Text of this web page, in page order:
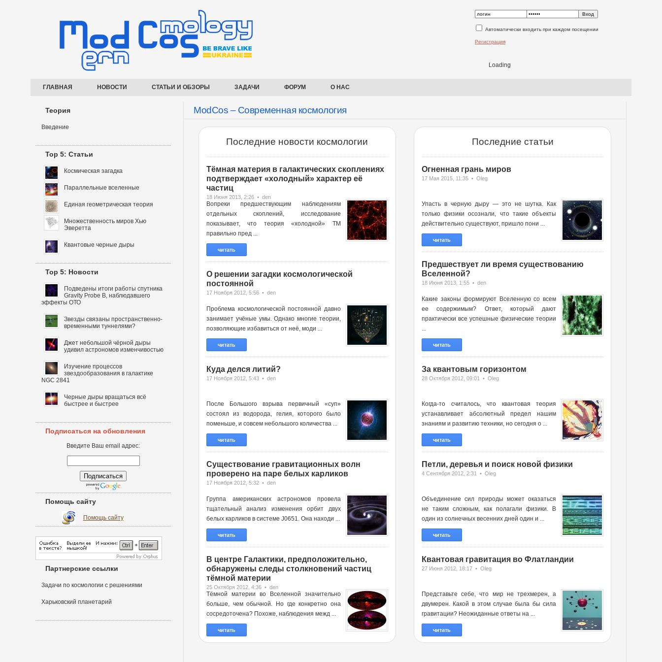
Автоматически входить при каждом посещении
Регистрация
Loading
ГЛАВНАЯ НОВОСТИ СТАТЬИ И ОБЗОРЫ ЗАДАЧИ ФОРУМ О НАС
ModCos – Современная космология
Последние новости космологии
Тёмная материя в галактических скоплениях
подтверждает «холодный» характер её
частиц
18 Июня 2013, 2:26 • den
Вопреки предшествующим наблюдениям
отдельных скоплений, исследование
показывает, что теория «холодной» ТМ
правильно пред ...
читать
О решении загадки космологической
постоянной
17 Ноября 2012, 5:56 • den
Проблема космологической постоянной давно
занимает учёные умы. Однако многие теории,
позволяющие избавиться от неё, моди ...
читать
Куда делся литий?
17 Ноября 2012, 5:43 • den
После Большого взрыва первичный «суп»
состоял из водорода, гелия, которого было
поменьше, и совсем небольшого количества ...
читать
Существование гравитационных волн
проверено на паре белых карликов
17 Ноября 2012, 5:32 • den
Группа американских астрономов провела
тщательный анализ изменения орбит двух
белых карликов в системе J0651. Она находи ...
читать
В центре Галактики, предположительно,
обнаружены следы столкновений частиц
тёмной материи
25 Октября 2012, 4:36 • den
Тёмной материи во Вселенной значительно
больше, чем обычной. Но где конкретно она
сосредоточена? Похоже, наблюдения межд ...
читать
Последние статьи
Огненная грань миров
17 Мая 2015, 11:35 • Oleg
Упасть в черную дыру — это не шутка. Как
только физики осознали, что такие объекты
действительно существуют, пришло пони ...
читать
Предшествует ли время существованию
Вселенной?
18 Июня 2013, 1:55 • den
Какие законы формируют Вселенную со всем
ее содержимым? Ответ, который дают
практически все успешные физические теории
...
читать
За квантовым горизонтом
28 Октября 2012, 09:01 • Oleg
Когда-то считалось, что квантовая теория
устанавливает абсолютный предел нашим
знаниям и развитию техники, но сегодня о ...
читать
Петли, деревья и поиск новой физики
4 Сентября 2012, 2:31 • Oleg
Объединение сил природы может оказаться
не таким сложным, как полагали физики. В
один из солнечных весенних дней один и ...
читать
Квантовая гравитация во Флатландии
27 Июня 2012, 18:17 • Oleg
Представьте себе, что мир не трехмерен, а
двумерен. Какой в этом случае была бы сила
гравитации? Неожиданные ответы на ...
читать
Теория
Введение
Top 5: Статьи
Космическая загадка
Параллельные вселенные
Единая геометрическая теория
Множественность миров Хью
Эверетта
Квантовые черные дыры
Top 5: Новости
Подведены итоги работы спутника
Gravity Probe B, наблюдавшего
эффекты ОТО
Звезды связаны пространственно-
временными туннелями?
Джет небольшой чёрной дыры
удивил астрономов изменчивостью
Изучение процессов
звездообразования в галактике
NGC 2841
Черные дыры вращаться всё
быстрее и быстрее
Подписаться на обновления
Введите Ваш email адрес:
Помощь сайту
Помощь сайту
Партнерские ссылки
Задачи по космологии с решениями
Харьковский планетарий